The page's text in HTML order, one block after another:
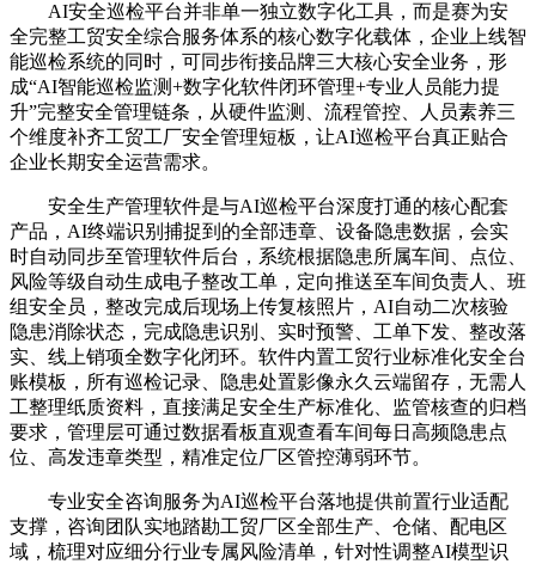
AI安全巡检平台并非单一独立数字化工具，而是赛为安
全完整工贸安全综合服务体系的核心数字化载体，企业上线智
能巡检系统的同时，可同步衔接品牌三大核心安全业务，形
成“AI智能巡检监测+数字化软件闭环管理+专业人员能力提
升”完整安全管理链条，从硬件监测、流程管控、人员素养三
个维度补齐工贸工厂安全管理短板，让AI巡检平台真正贴合
企业长期安全运营需求。
安全生产管理软件是与AI巡检平台深度打通的核心配套
产品，AI终端识别捕捉到的全部违章、设备隐患数据，会实
时自动同步至管理软件后台，系统根据隐患所属车间、点位、
风险等级自动生成电子整改工单，定向推送至车间负责人、班
组安全员，整改完成后现场上传复核照片，AI自动二次核验
隐患消除状态，完成隐患识别、实时预警、工单下发、整改落
实、线上销项全数字化闭环。软件内置工贸行业标准化安全台
账模板，所有巡检记录、隐患处置影像永久云端留存，无需人
工整理纸质资料，直接满足安全生产标准化、监管核查的归档
要求，管理层可通过数据看板直观查看车间每日高频隐患点
位、高发违章类型，精准定位厂区管控薄弱环节。
专业安全咨询服务为AI巡检平台落地提供前置行业适配
支撑，咨询团队实地踏勘工贸厂区全部生产、仓储、配电区
域，梳理对应细分行业专属风险清单，针对性调整AI模型识